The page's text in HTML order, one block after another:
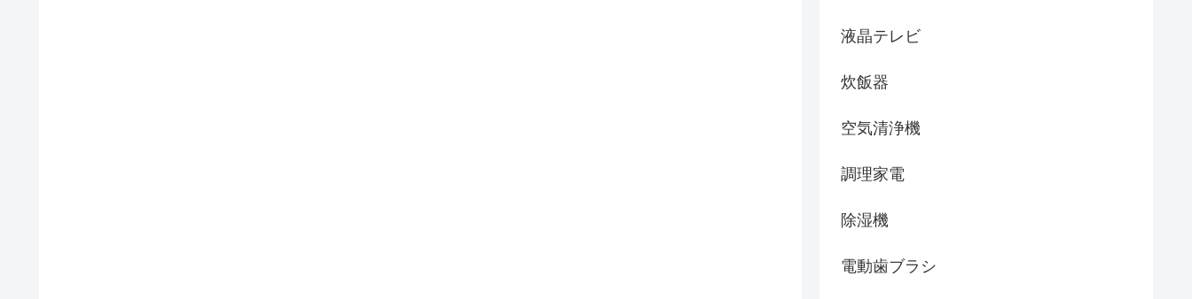
液晶テレビ
炊飯器
空気清浄機
調理家電
除湿機
電動歯ブラシ